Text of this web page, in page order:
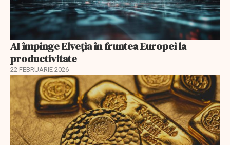
AI împinge Elveția în fruntea Europei la
productivitate
22 FEBRUARIE 2026